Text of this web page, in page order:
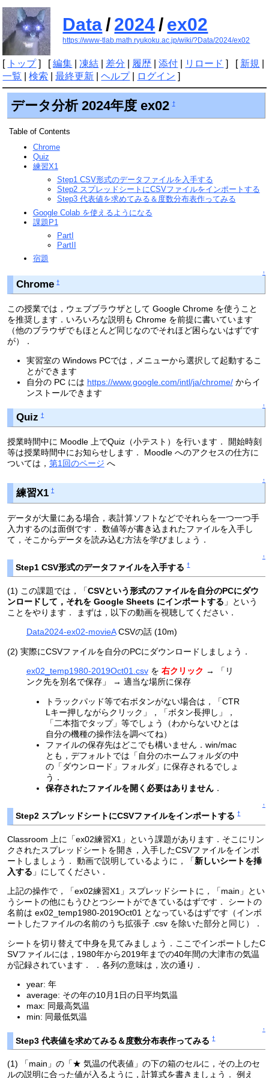
Data/ 2024/ ex02
https://www-tlab.math.ryukoku.ac.jp/wiki/?Data/2024/ex02
[ トップ] [編集 |凍結 差分 履歴 |添付 リロード ] [ 新規
一覧 |検索 |最終更新 |ヘルプ| ログイン ]
データ分析 2024年度 ex02 †
Table of Contents
Chrome
Quiz
練習X1
Step1 CSV形式のデータファイルを入手する
Step2 スプレッドシートにCSVファイルをインポートする
Step3 代表値を求めてみる＆度数分布表作ってみる
Google Colab を使えるようになる
課題P1
PartI
PartII
宿題
↑
Chrome †
この授業では，ウェブブラウザとして Google Chrome を使うこと
を推奨します．いろいろな説明も Chrome を前提に書いています
（他のブラウザでもほとんど同じなのでそれほど困らないはずです
が）．
実習室の Windows PCでは，メニューから選択して起動するこ
とができます
自分の PC には https://www.google.com/intl/ja/chrome/からイ
ンストールできます
↑
Quiz †
授業時間中に Moodle 上でQuiz（小テスト）を行います． 開始時刻
等は授業時間中にお知らせします． Moodle へのアクセスの仕方に
ついては， 第1回のページ へ
↑
練習X1 †
データが大量にある場合，表計算ソフトなどでそれらを一つ一つ手
入力するのは面倒です． 数値等が書き込まれたファイルを入手し
て，そこからデータを読み込む方法を学びましょう．
↑
Step1 CSV形式のデータファイルを入手する †
(1) この課題では，「CSVという形式のファイルを自分のPCにダウ
ンロードして，それを Google Sheets にインポートする 」という
ことをやります． まずは，以下の動画を視聴してください．
Data2024-ex02-movieACSVの話 (10m)
(2) 実際にCSVファイルを自分のPCにダウンロードしましょう．
ex02_temp1980-2019Oct01.csvを 右クリック → 「リ
ンク先を別名で保存」 → 適当な場所に保存
トラックパッド等で右ボタンがない場合は，「CTR
Lキー押しながらクリック」，「ボタン長押し」，
「二本指でタップ」等でしょう（わからないひとは
自分の機種の操作法を調べてね）
ファイルの保存先はどこでも構いません．win/mac
とも，デフォルトでは「自分のホームフォルダの中
の「ダウンロード」フォルダ」に保存されるでしょ
う．
保存されたファイルを開く必要はありません．
↑
Step2 スプレッドシートにCSVファイルをインポートする †
Classroom 上に「ex02練習X1」という課題があります．そこにリン
クされたスプレッドシートを開き，入手したCSVファイルをインポ
ートしましょう． 動画で説明しているように，「新しいシートを挿
入する 」にしてください．
上記の操作で，「ex02練習X1」スプレッドシートに，「main」とい
うシートの他にもうひとつシートができているはずです． シートの
名前は ex02_temp1980-2019Oct01 となっているはずです（インポ
ートしたファイルの名前のうち拡張子 .csv を除いた部分と同じ）．
シートを切り替えて中身を見てみましょう．ここでインポートしたC
SVファイルには，1980年から2019年までの40年間の大津市の気温
が記録されています． ．各列の意味は，次の通り．
year: 年
average: その年の10月1日の日平均気温
max: 同最高気温
min: 同最低気温
↑
Step3 代表値を求めてみる＆度数分布表作ってみる †
(1) 「main」の「★ 気温の代表値」の下の箱のセルに，その上のセ
ルの説明に合った値が入るように，計算式を書きましょう． 例え